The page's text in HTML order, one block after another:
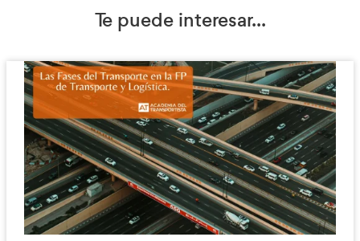
Carnet C para Trabajar con
Camión
Para quienes buscan ingresar al mundo del transporte
es una guía completa sobre los requisitos, exámenes y
el carnet C.